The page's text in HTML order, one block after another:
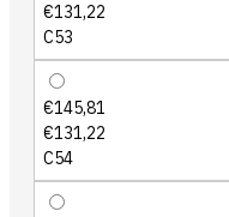
€131,22
C53
€145,81
€131,22
C54